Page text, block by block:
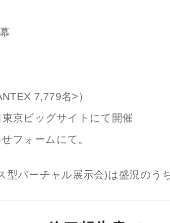
7,779名>）
京ビッグサイトにて開催
フォームにて。
型バーチャル展示会)は盛況のう